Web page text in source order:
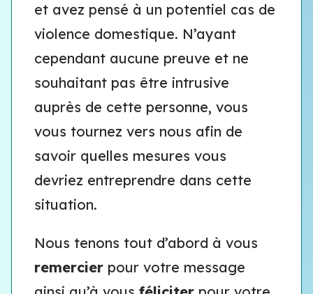
et avez pensé à un potentiel cas de
violence domestique. N’ayant
cependant aucune preuve et ne
souhaitant pas être intrusive
auprès de cette personne, vous
vous tournez vers nous afin de
savoir quelles mesures vous
devriez entreprendre dans cette
situation.
Nous tenons tout d’abord à vous
remercier pour votre message